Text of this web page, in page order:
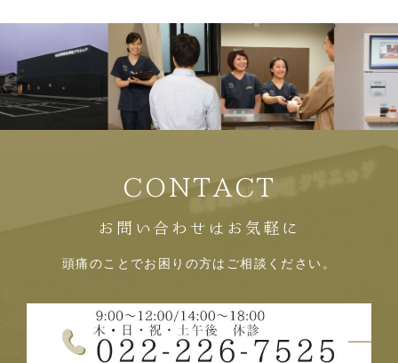
CONTACT
お問い合わせはお気軽に
頭痛のことでお困りの方はご相談ください。